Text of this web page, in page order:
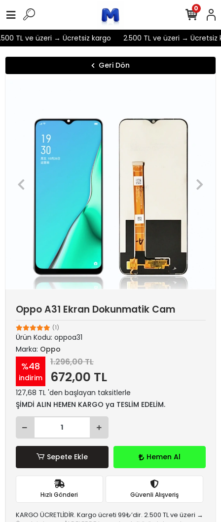
TL ve üzeri → Ücretsiz kargo 2.500 TL ve üzeri → Ücretsiz
0
Geri Dön
Oppo A31 Ekran Dokunmatik Cam
(1)
Ürün Kodu: oppoa31
Marka: Oppo
%48
indirim
1.296,00 TL
672,00 TL
127,68 TL 'den başlayan taksitlerle
ŞİMDİ ALIN HEMEN KARGO ya TESLİM EDELİM.
Sepete Ekle Hemen Al
Hızlı Gönderi Güvenli Alışveriş
KARGO ÜCRETLİDİR. Kargo ücreti 99₺’dir. 2.500 TL ve üzeri →